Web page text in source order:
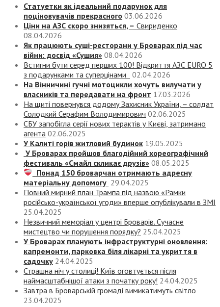
Статуетки як ідеальний подарунок для
поціновувачів прекрасного 03.06.2026
Ціни на АЗС скоро знизяться, – Свириденко
08.04.2026
Як працюють суші-ресторани у Броварах під час
війни: досвід «Сушия» 08.04.2026
Встигни бути серед перших 100! Відкриття АЗС EURO 5
з подарунками та суперцінами
02.04.2026
На Вінничині гучні мотоцикли хочуть вилучати у
власників та передавати на фронт 17.03.2026
На щиті повернувся додому Захисник України, – солдат
Солодкий Серафим Володимирович 02.06.2025
СБУ запобігла серії нових терактів у Києві, затримано
агента 02.06.2025
У Калиті горів житловий будинок 19.05.2025
У Броварах пройшов благодійний хореографічний
фестиваль «Смайл скликає друзів» 08.05.2025
Понад 150 броварчан отримають адресну
матеріальну допомогу 29.04.2025
Повний мирний план Трампа під назвою «‎Рамки
російсько-української угоди» вперше опублікували в ЗМІ
25.04.2025
Незвичний меморіал у центрі Броварів. Сучасне
мистецтво чи порушення порядку? 25.04.2025
У Броварах планують інфраструктурні оновлення:
капремонти, парковка біля лікарні та укриття в
садочку 24.04.2025
Страшна ніч у столиці! Київ оговтується після
наймасштабнішої атаки з початку року! 24.04.2025
Завтра в Броварській громаді вимикатимуть світло
23.04.2025